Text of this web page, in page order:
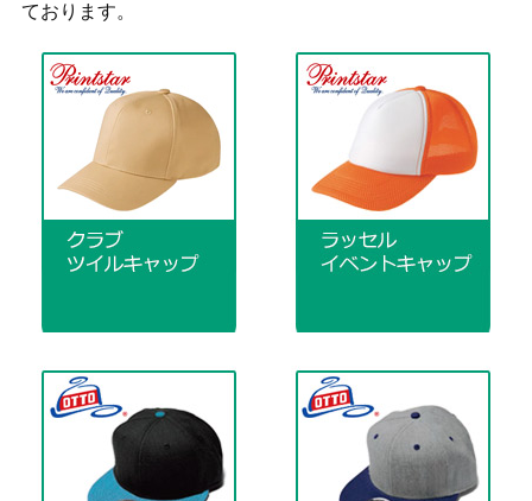
ております。